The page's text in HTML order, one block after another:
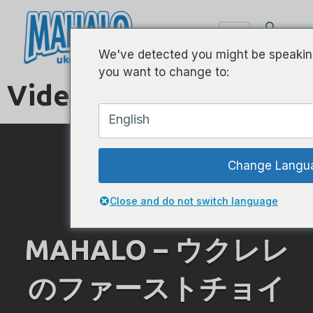
Video
MAHALO – ウクレレ
のファーストチョイ
We've detected you might be
you want to change to:
English
Change
Close and do not switch language